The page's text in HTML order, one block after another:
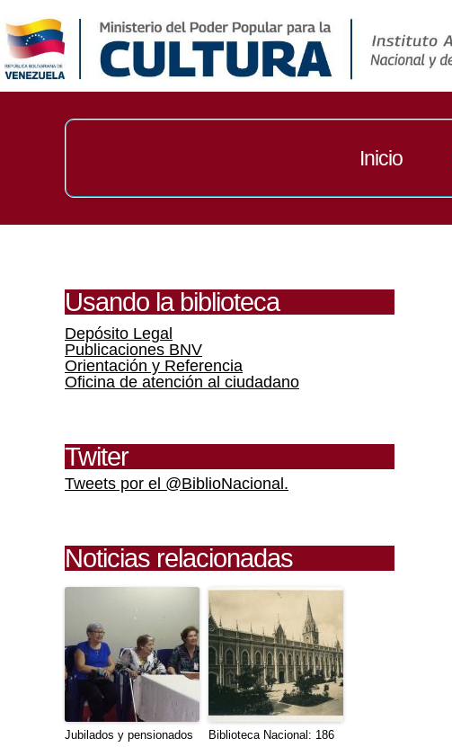
Inicio
Usando la biblioteca
Depósito Legal
Publicaciones BNV
Orientación y Referencia
Oficina de atención al ciudadano
Twiter
Tweets por el @BiblioNacional.
Noticias relacionadas
Jubilados y pensionados
Biblioteca Nacional: 186